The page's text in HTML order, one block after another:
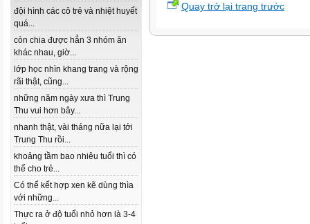
đội hình các cô trẻ và nhiệt huyết
quá...
còn chia được hẳn 3 nhóm ăn
khác nhau, giờ...
lớp học nhìn khang trang và rộng
rãi thật, cũng...
những năm ngày xưa thì Trung
Thu vui hơn bây...
nhanh thật, vài tháng nữa lại tới
Trung Thu rồi...
khoảng tầm bao nhiêu tuổi thì có
thể cho trẻ...
Có thể kết hợp xen kẽ dùng thìa
với những...
Thực ra ở độ tuổi nhỏ hơn là 3-4
Quay trở lại trang trước